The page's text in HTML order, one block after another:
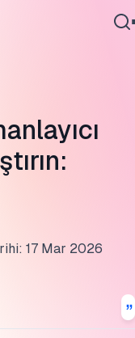
17 Mar 2026
alternatifleri